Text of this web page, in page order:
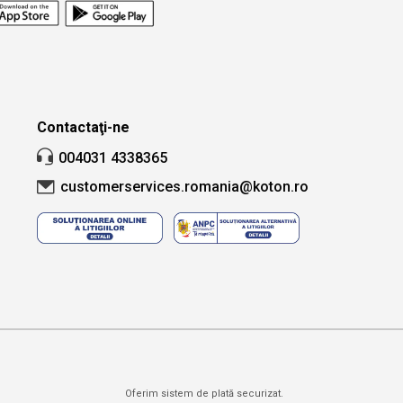
Contactaţi-ne
004031 4338365
customerservices.romania@koton.ro
Oferim sistem de plată securizat.
și oraș.